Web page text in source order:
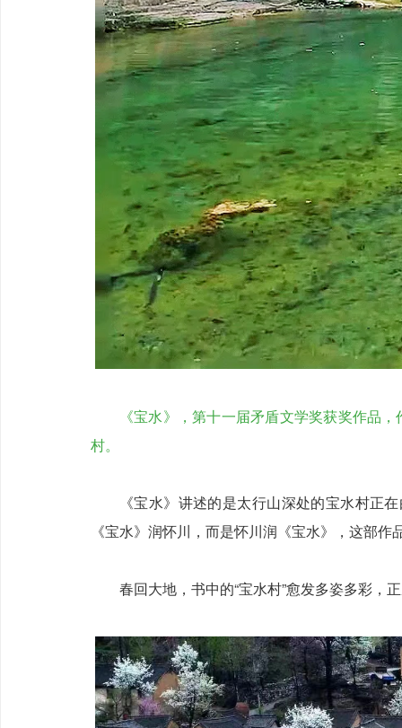
《宝水》，第十一届矛盾文学奖获奖作品
村。
《宝水》讲述的是太行山深处的宝水村正
《宝水》润怀川，而是怀川润《宝水》，这部作
春回大地，书中的“宝水村”愈发多姿多彩，